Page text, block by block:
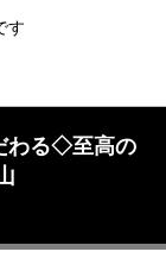
す
わる◇至高の